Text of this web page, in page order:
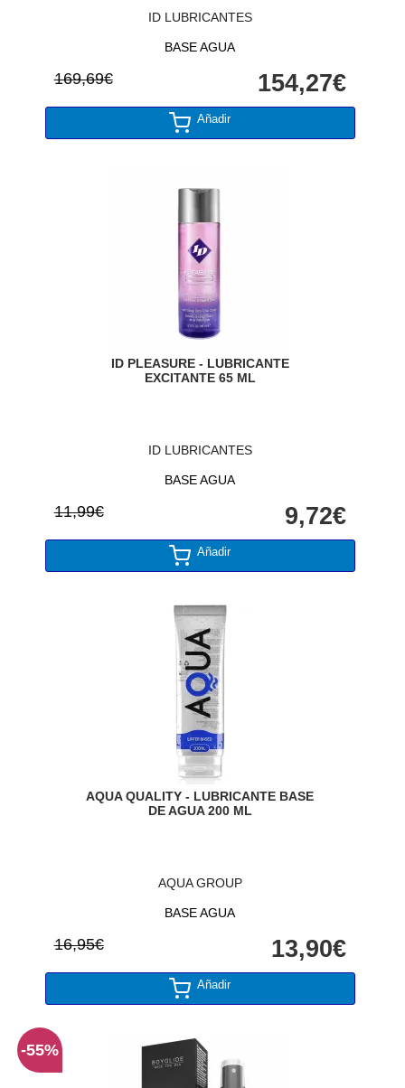
ID LUBRICANTES
BASE AGUA
169,69€ 154,27€
Añadir
ID PLEASURE - LUBRICANTE
EXCITANTE 65 ML
ID LUBRICANTES
BASE AGUA
11,99€ 9,72€
Añadir
AQUA QUALITY - LUBRICANTE BASE
DE AGUA 200 ML
AQUA GROUP
BASE AGUA
16,95€ 13,90€
Añadir
-55%